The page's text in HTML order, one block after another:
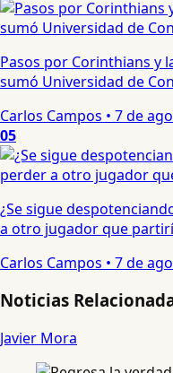
Pasos por Corinthians y
sumó Universidad de
Carlos Campos • 7 de
05
¿Se sigue
a otro jugador que
Carlos Campos • 7 de
Noticias
Javier Mora